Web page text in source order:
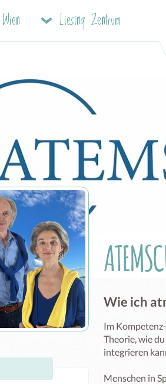
Wien Liesing Zentrum
Wie ich
Im
Theorie, wie
integrieren
Menschen in